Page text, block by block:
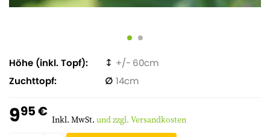
Höhe (inkl. Topf)
60
Zuchttopf
14
995 € Inkl. MwSt. und zzgl. Versandkosten